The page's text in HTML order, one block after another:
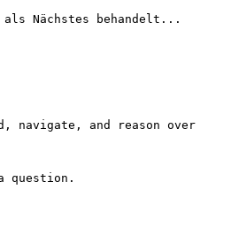
Nächstes behandelt...
navigate, and reason over
question.